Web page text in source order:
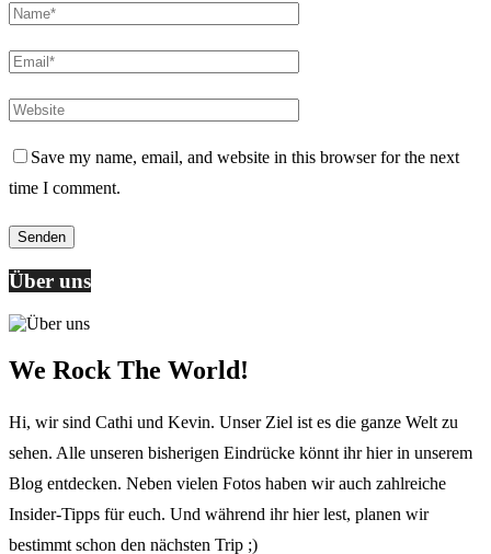
Save my name, email, and website in this browser for the next
time I comment.
Über uns
We Rock The World!
Hi, wir sind Cathi und Kevin. Unser Ziel ist es die ganze Welt zu
sehen. Alle unseren bisherigen Eindrücke könnt ihr hier in unserem
Blog entdecken. Neben vielen Fotos haben wir auch zahlreiche
Insider-Tipps für euch. Und während ihr hier lest, planen wir
bestimmt schon den nächsten Trip ;)